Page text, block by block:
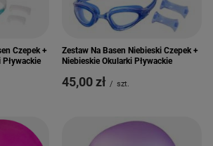
Czepek +
Zestaw Na Basen Niebieski Czepek +
Niebieskie Okularki Pływackie
45,00 zł / szt.